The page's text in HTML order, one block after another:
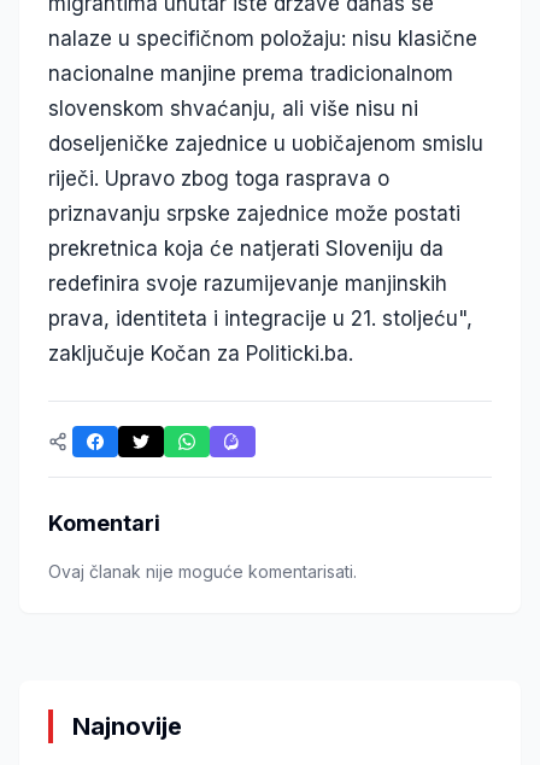
nalaze u specifičnom položaju: nisu klasične
nacionalne manjine prema tradicionalnom
slovenskom shvaćanju, ali više nisu ni
doseljeničke zajednice u uobičajenom smislu
riječi. Upravo zbog toga rasprava o
priznavanju srpske zajednice može postati
prekretnica koja će natjerati Sloveniju da
redefinira svoje razumijevanje manjinskih
prava, identiteta i integracije u 21. stoljeću",
zaključuje Kočan za Politicki.ba.
Komentari
Ovaj članak nije moguće komentarisati.
Najnovije